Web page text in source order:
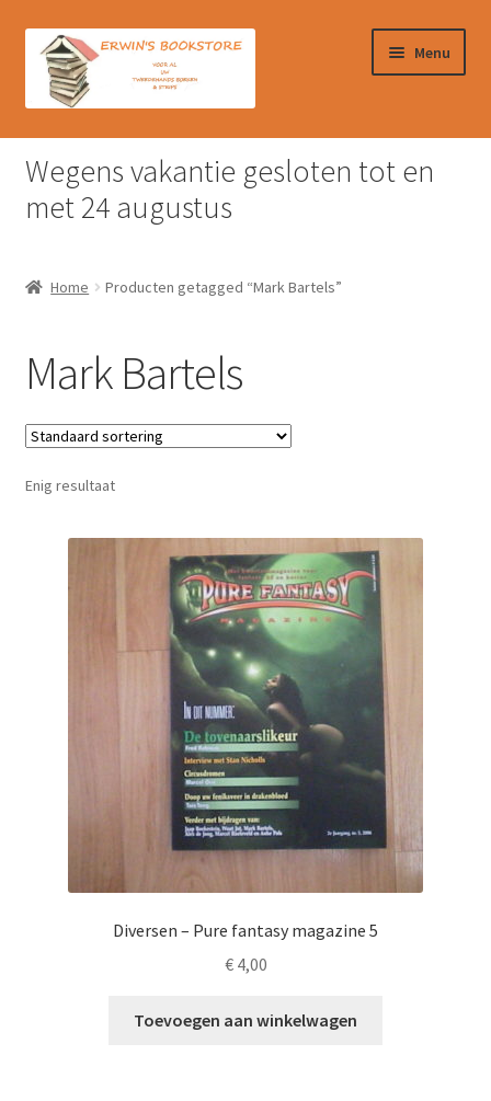
door
naar
naar
Menu
Home
Afrekenen
Verzendkosten & Ophalen boeken
Winkelmand
Wegens vakantie gesloten tot en
met 24 augustus
Home Producten getagged “Mark Bartels”
Mark Bartels
Enig resultaat
Diversen – Pure fantasy magazine 5
€4,00
Toevoegen aan winkelwagen